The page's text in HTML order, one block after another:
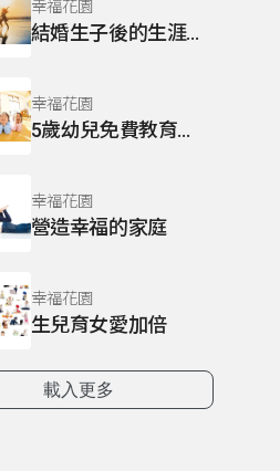
幸福花園
結婚生子後的生涯新規劃
幸福花園
5歲幼兒免費教育計畫
幸福花園
營造幸福的家庭
幸福花園
生兒育女愛加倍
載入更多